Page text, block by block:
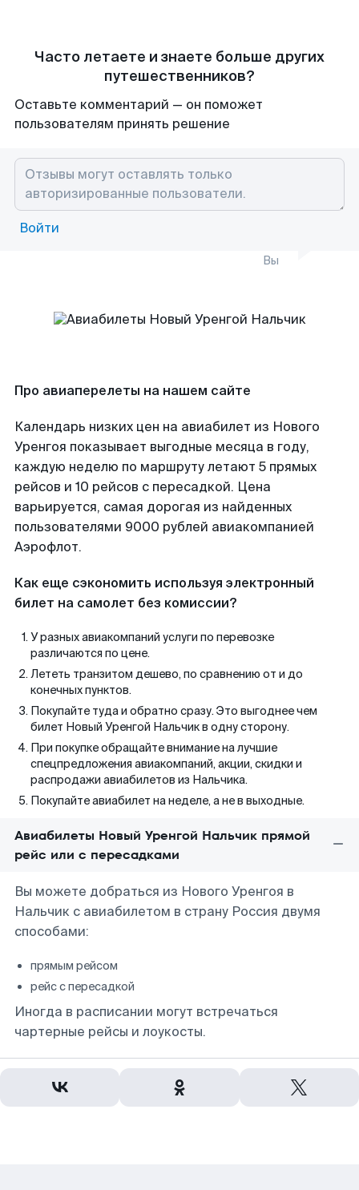
Часто летаете и знаете больше других
путешественников?
Оставьте комментарий — он поможет
пользователям принять решение
Войти
Вы
Про авиаперелеты на нашем сайте
Календарь низких цен на авиабилет из Нового
Уренгоя показывает выгодные месяца в году,
каждую неделю по маршруту летают 5 прямых
рейсов и 10 рейсов с пересадкой. Цена
варьируется, самая дорогая из найденных
пользователями 9000 рублей авиакомпанией
Аэрофлот.
Как еще сэкономить используя электронный
билет на самолет без комиссии?
У разных авиакомпаний услуги по перевозке
различаются по цене.
Лететь транзитом дешево, по сравнению от и до
конечных пунктов.
Покупайте туда и обратно сразу. Это выгоднее чем
билет Новый Уренгой Нальчик в одну сторону.
При покупке обращайте внимание на лучшие
спецпредложения авиакомпаний, акции, скидки и
распродажи авиабилетов из Нальчика.
Покупайте авиабилет на неделе, а не в выходные.
Авиабилеты Новый Уренгой Нальчик прямой
рейс или с пересадками
Вы можете добраться из Нового Уренгоя в
Нальчик с авиабилетом в страну Россия двумя
способами:
прямым рейсом
рейс с пересадкой
Иногда в расписании могут встречаться
чартерные рейсы и лоукосты.